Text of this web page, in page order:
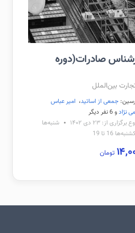
صادرات(دوره
بین‌الملل
جمعی از اساتید، امیر عباس
نژادو 6 نفر دیگر
از: ۲۳ دی ۱۴۰۲
شنبه‌ها
16 تا 19
تومان